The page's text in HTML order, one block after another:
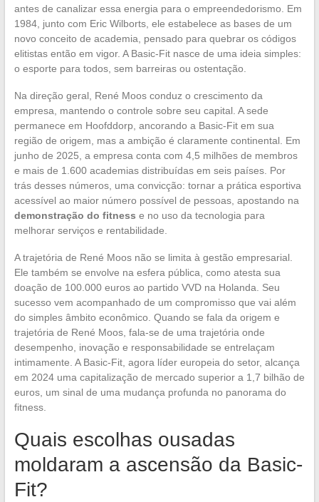
antes de canalizar essa energia para o empreendedorismo. Em
1984, junto com Eric Wilborts, ele estabelece as bases de um
novo conceito de academia, pensado para quebrar os códigos
elitistas então em vigor. A Basic-Fit nasce de uma ideia simples:
o esporte para todos, sem barreiras ou ostentação.
Na direção geral, René Moos conduz o crescimento da
empresa, mantendo o controle sobre seu capital. A sede
permanece em Hoofddorp, ancorando a Basic-Fit em sua
região de origem, mas a ambição é claramente continental. Em
junho de 2025, a empresa conta com 4,5 milhões de membros
e mais de 1.600 academias distribuídas em seis países. Por
trás desses números, uma convicção: tornar a prática esportiva
acessível ao maior número possível de pessoas, apostando na
demonstração do fitness e no uso da tecnologia para
melhorar serviços e rentabilidade.
A trajetória de René Moos não se limita à gestão empresarial.
Ele também se envolve na esfera pública, como atesta sua
doação de 100.000 euros ao partido VVD na Holanda. Seu
sucesso vem acompanhado de um compromisso que vai além
do simples âmbito econômico. Quando se fala da origem e
trajetória de René Moos, fala-se de uma trajetória onde
desempenho, inovação e responsabilidade se entrelaçam
intimamente. A Basic-Fit, agora líder europeia do setor, alcança
em 2024 uma capitalização de mercado superior a 1,7 bilhão de
euros, um sinal de uma mudança profunda no panorama do
fitness.
Quais escolhas ousadas
moldaram a ascensão da Basic-
Fit?